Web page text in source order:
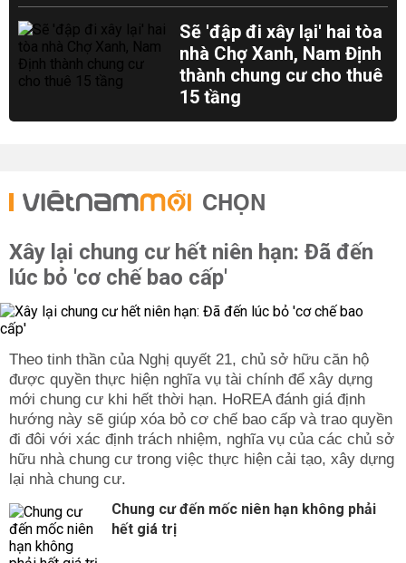
Sẽ 'đập đi xây lại' hai tòa
nhà Chợ Xanh, Nam Định
thành chung cư cho thuê
15 tầng
CHỌN
Xây lại chung cư hết niên hạn: Đã đến
lúc bỏ 'cơ chế bao cấp'
Theo tinh thần của Nghị quyết 21, chủ sở hữu căn hộ
được quyền thực hiện nghĩa vụ tài chính để xây dựng
mới chung cư khi hết thời hạn. HoREA đánh giá định
hướng này sẽ giúp xóa bỏ cơ chế bao cấp và trao quyền
đi đôi với xác định trách nhiệm, nghĩa vụ của các chủ sở
hữu nhà chung cư trong việc thực hiện cải tạo, xây dựng
lại nhà chung cư.
Chung cư đến mốc niên hạn không phải
hết giá trị